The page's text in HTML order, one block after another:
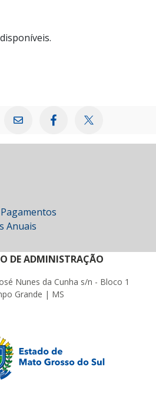
Anuais
DE ADMINISTRAÇÃO
Nunes da Cunha s/n - Bloco 1
Grande | MS